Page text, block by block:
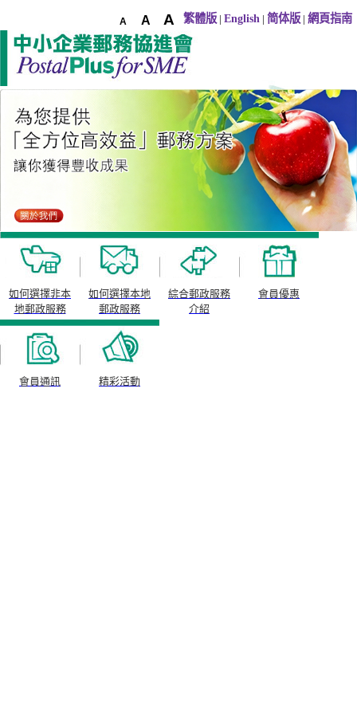
繁體版 | English | 简体版 | 網頁指南
A A A
如何選擇非本
地郵政服務
如何選擇本地
郵政服務
綜合郵政服務
介紹
會員優惠
會員通訊 精彩活動